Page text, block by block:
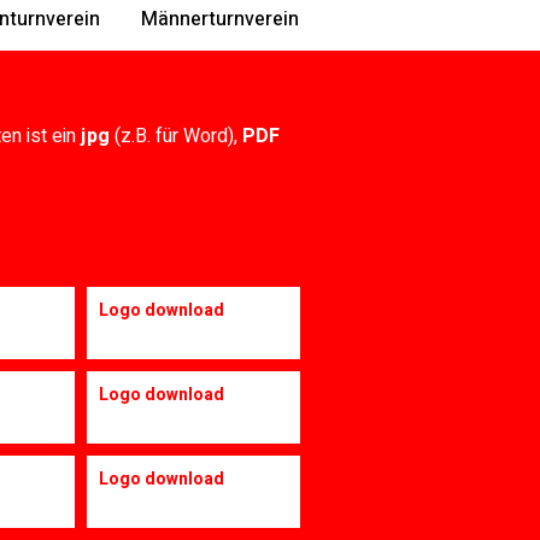
Männerturnverein
ist einjpg (z.B. für Word), PDF
Logo download
Logo download
Logo download